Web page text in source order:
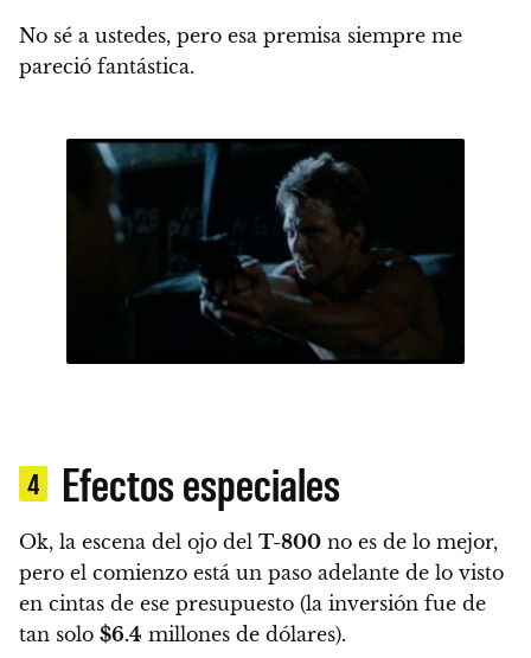
No sé a ustedes, pero esa premisa siempre me
pareció fantástica.
4 Efectos especiales
Ok, la escena del ojo del T-800 no es de lo mejor,
pero el comienzo está un paso adelante de lo visto
en cintas de ese presupuesto (la inversión fue de
tan solo $6.4 millones de dólares).